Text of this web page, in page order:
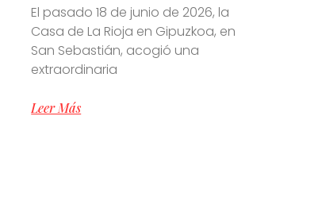
El pasado 18 de junio de 2026, la
Casa de La Rioja en Gipuzkoa, en
San Sebastián, acogió una
extraordinaria
Leer Más